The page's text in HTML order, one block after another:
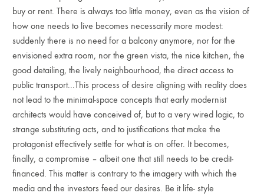
buy or rent. There is always too little money, even as the vision of
how one needs to live becomes necessarily more modest:
suddenly there is no need for a balcony anymore, nor for the
envisioned extra room, nor the green vista, the nice kitchen, the
good detailing, the lively neighbourhood, the direct access to
public transport...This process of desire aligning with reality does
not lead to the minimal-space concepts that early modernist
architects would have conceived of, but to a very wired logic, to
strange substituting acts, and to justifications that make the
protagonist effectively settle for what is on offer. It becomes,
finally, a compromise – albeit one that still needs to be credit-
financed. This matter is contrary to the imagery with which the
media and the investors feed our desires. Be it life- style